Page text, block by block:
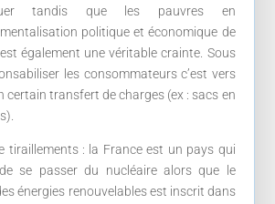
tandis que les pauvres en
politique et économique de
également une véritable crainte. Sous
les consommateurs c’est vers
certain transfert de charges (ex : sacs en
tiraillements : la France est un pays qui
de se passer du nucléaire alors que le
énergies renouvelables est inscrit dans